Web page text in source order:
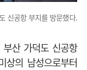
신공항 부지를 방문했다.
산 가덕도 신공항
의 남성으로부터